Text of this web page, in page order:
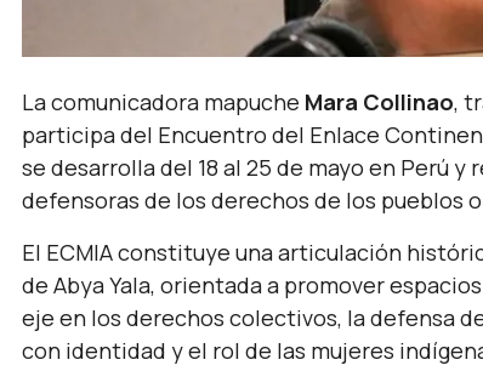
La comunicadora mapuche Mara Collinao,
participa del Encuentro del Enlace
se desarrolla del 18 al 25 de mayo en Perú
defensoras de los derechos de los pueblos
El ECMIA constituye una articulación
de Abya Yala, orientada a promover
eje en los derechos colectivos, la defensa
con identidad y el rol de las mujeres